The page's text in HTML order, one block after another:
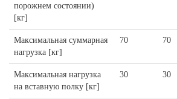
порожнем состоянии)
[кг]
Максимальная суммарная
нагрузка [кг]
70 70
Максимальная нагрузка
на вставную полку [кг]
30 30